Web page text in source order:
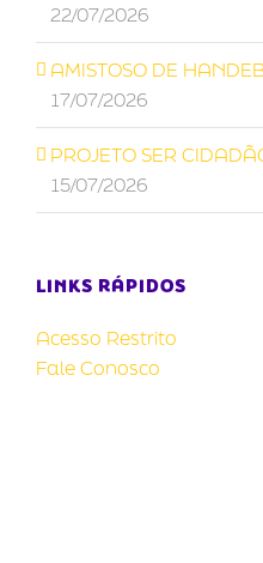
22/07/2026
AMISTOSO DE
17/07/2026
PROJETO SER
15/07/2026
LINKS RÁPIDOS
Acesso Restrito
Fale Conosco